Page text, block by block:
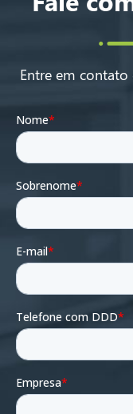
Entre em